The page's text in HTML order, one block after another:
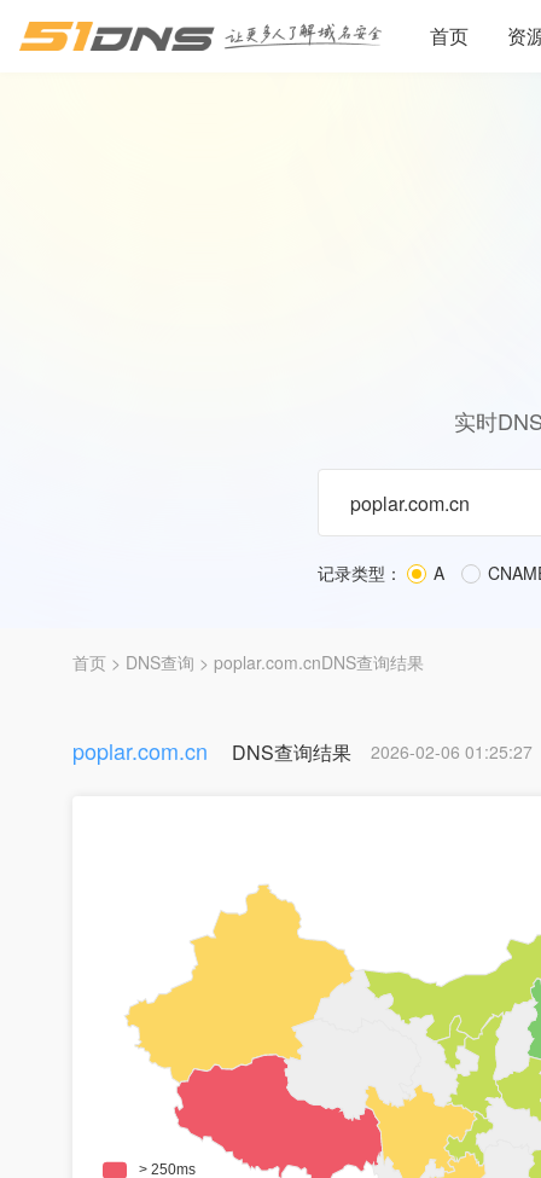
首页 资
实时
记录类型： A
首页 > DNS查询 > poplar.com.cnDNS查询结果
poplar.com.cn DNS查询结果 2026-02-06 01:25:27